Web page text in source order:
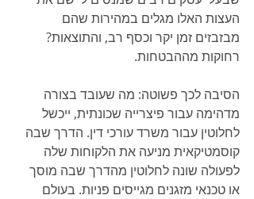
העצות האלו מגלים במהירות שהם
מבזבזים זמן יקר וכסף רב, והתוצאות?
רחוקות מההבטחות.
הסיבה לכך פשוטה: מה שעובד בצורה
מדהימה עבור פיצרייה שכונתית, ייכשל
לחלוטין עבור משרד עורכי דין. הדרך שבה
קוסמטיקאית מניעה את הלקוחות שלה
לפעולה שונה לחלוטין מהדרך שבה מוסך
או טכנאי מזגנים מגייסים פניות. בעולם